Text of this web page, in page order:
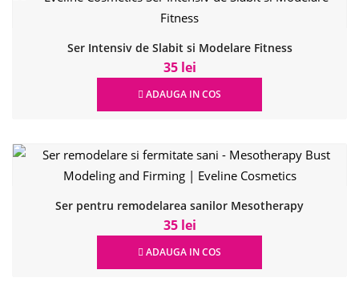
Ser Intensiv de Slabit si Modelare Fitness
35 lei
ADAUGA IN COS
Ser pentru remodelarea sanilor Mesotherapy
35 lei
ADAUGA IN COS